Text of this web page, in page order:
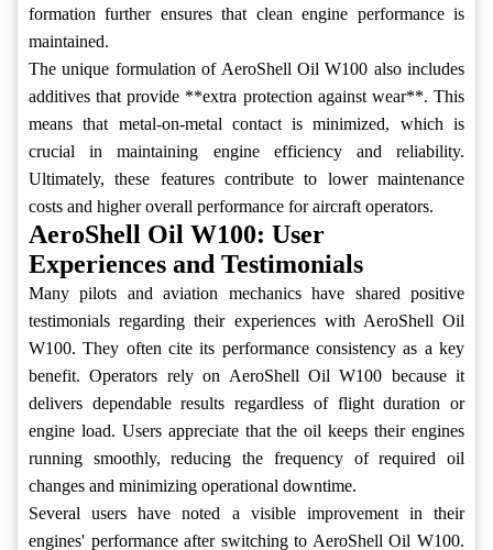
formation further ensures that clean engine performance is
maintained.
The unique formulation of AeroShell Oil W100 also includes
additives that provide **extra protection against wear**. This
means that metal-on-metal contact is minimized, which is
crucial in maintaining engine efficiency and reliability.
Ultimately, these features contribute to lower maintenance
costs and higher overall performance for aircraft operators.
AeroShell Oil W100: User
Experiences and Testimonials
Many pilots and aviation mechanics have shared positive
testimonials regarding their experiences with AeroShell Oil
W100. They often cite its performance consistency as a key
benefit. Operators rely on AeroShell Oil W100 because it
delivers dependable results regardless of flight duration or
engine load. Users appreciate that the oil keeps their engines
running smoothly, reducing the frequency of required oil
changes and minimizing operational downtime.
Several users have noted a visible improvement in their
engines' performance after switching to AeroShell Oil W100.